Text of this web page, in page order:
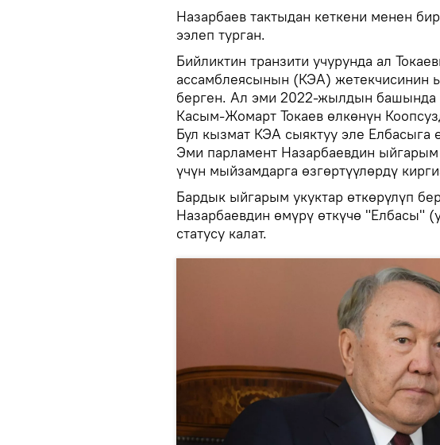
Назарбаев тактыдан кеткени менен
ээлеп турган.
Бийликтин транзити учурунда ал
ассамблеясынын (КЭА) жетекчисинин
берген. Ал эми 2022-жылдын башында
Касым-Жомарт Токаев өлкөнүн
Бул кызмат КЭА сыяктуу эле Елбасыга
Эми парламент Назарбаевдин
үчүн мыйзамдарга өзгөртүүлөрдү
Бардык ыйгарым укуктар өткөрүлүп
Назарбаевдин өмүрү өткүчө "Елбасы"
статусу калат.